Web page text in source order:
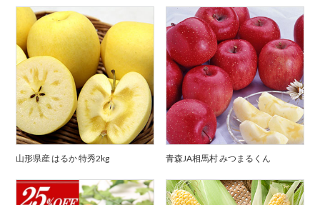
山形県産 はるか 特秀2kg 青森JA相馬村 みつまるくん